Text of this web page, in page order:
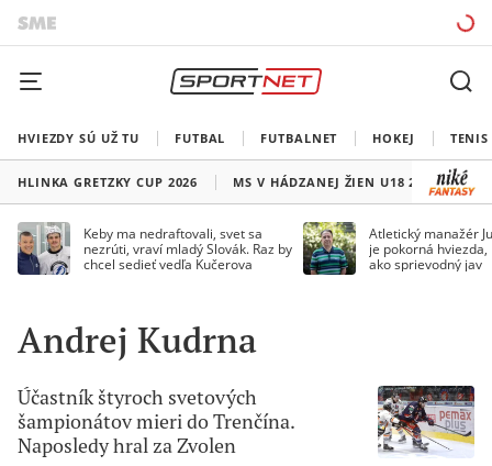
HVIEZDY SÚ UŽ TU FUTBAL FUTBALNET HOKEJ TENIS
HLINKA GRETZKY CUP 2026 MS V HÁDZANEJ ŽIEN U18 2026
Keby ma nedraftovali, svet sa
nezrúti, vraví mladý Slovák. Raz by
chcel sedieť vedľa Kučerova
Atletický manažér
je pokorná
ako sprievodný jav
Andrej Kudrna
Účastník štyroch svetových
šampionátov mieri do Trenčína.
Naposledy hral za Zvolen